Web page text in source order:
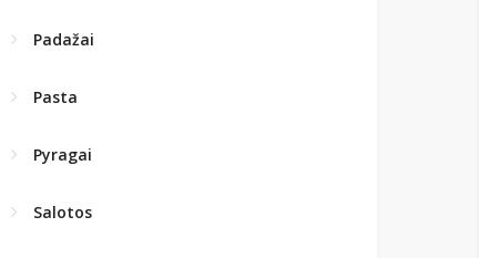
Padažai
Pasta
Pyragai
Salotos